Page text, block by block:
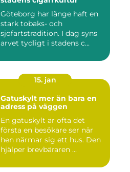
Göteborg har länge haft en
stark tobaks- och
sjöfartstradition. I dag syns
arvet tydligt i stadens c...
15. jan
Gatuskylt mer än bara en
adress på väggen
En gatuskylt är ofta det
första en besökare ser när
hen närmar sig ett hus. Den
hjälper brevbäraren ...